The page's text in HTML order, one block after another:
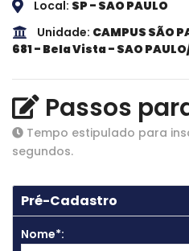
Local: SP - SAO PAULO
Unidade: CAMPUS SÃO
681 - Bela Vista - SAO
Passos
Tempo estipulado para
segundos.
1
Pré-Cadastro
Nome*: